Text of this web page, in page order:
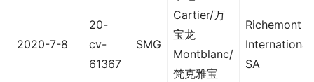
2020-7-8
20-
cv-
61367
SMG
Cartier/万
宝龙
Montblanc/
梵克雅宝
Richemont
International
SA